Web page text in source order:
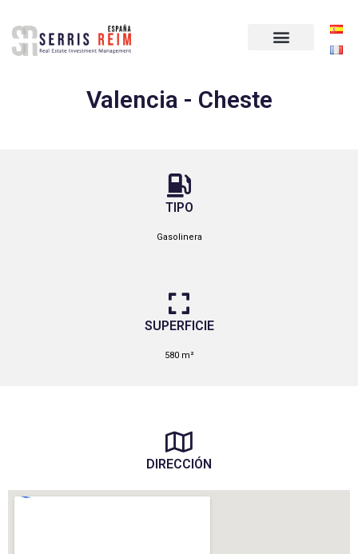
Valencia - Cheste
TIPO
Gasolinera
SUPERFICIE
580 m²
DIRECCIÓN